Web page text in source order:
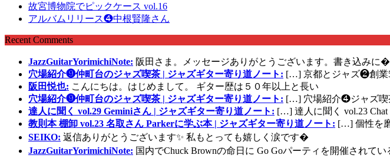
故宮博物院でピックケース vol.16
アルバムリリース❹中根賢隆さん
Recent Comments
JazzGuitarYorimichiNote: 阪田さま。メッセージありがとうございます。書き込みに�
穴場紹介❾仲町台のジャズ喫茶 | ジャズギター寄り道ノート: […] 京都とジャズ❷創業
阪田悦也: こんにちは。はじめまして。 ギター歴は５０年以上と長い
穴場紹介❾仲町台のジャズ喫茶 | ジャズギター寄り道ノート: […] 穴場紹介❹ジャズ喫
達人に聞く vol.29 Geminiさん | ジャズギター寄り道ノート: […] 達人に聞く vol.23
教則本 棚卸 vol.23 名取さん Parkerに学ぶ本 | ジャズギター寄り道ノート: […] 個性を
SEIKO: 返信ありがとうございます✨ 私もとっても嬉しく涙です�
JazzGuitarYorimichiNote: 国内でChuck Brownの命日に Go Goパーティを開催されて